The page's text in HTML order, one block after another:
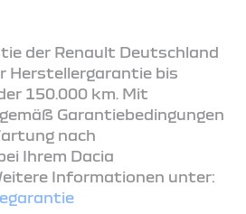
der Renault Deutschland
Herstellergarantie bis
150.000 km. Mit
Garantiebedingungen
nach
Ihrem Dacia
Informationen unter: